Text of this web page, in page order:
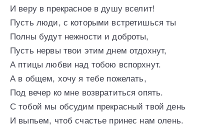
И веру в прекрасное в душу вселит!
Пусть люди, с которыми встретишься ты
Полны будут нежности и доброты,
Пусть нервы твои этим днем отдохнут,
А птицы любви над тобою вспорхнут.
А в общем, хочу я тебе пожелать,
Под вечер ко мне возвратиться опять.
С тобой мы обсудим прекрасный твой день
И выпьем, чтоб счастье принес нам олень.